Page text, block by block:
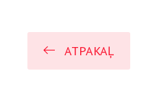
ATPAKAĻ